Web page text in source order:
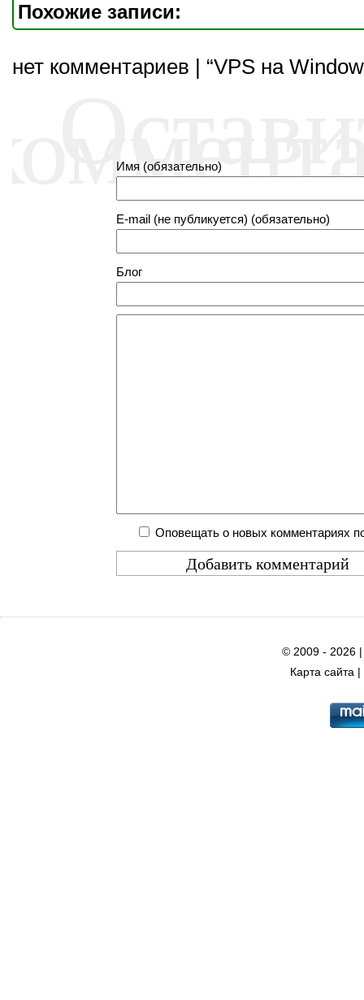
Похожие записи:
нет комментариев | “VPS на
Имя (обязательно)
E-mail (не публикуется) (обязательно)
Блог
Оповещать о новых комментариях
© 2009 - 2026
Карта сайта